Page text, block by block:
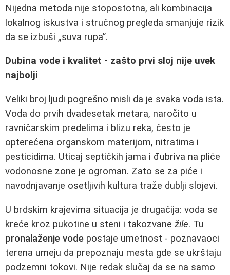
Nijedna metoda nije stopostotna, ali kombinacija
lokalnog iskustva i stručnog pregleda smanjuje rizik
da se izbuši „suva rupa”.
Dubina vode i kvalitet - zašto prvi sloj nije uvek
najbolji
Veliki broj ljudi pogrešno misli da je svaka voda ista.
Voda do prvih dvadesetak metara, naročito u
ravničarskim predelima i blizu reka, često je
opterećena organskom materijom, nitratima i
pesticidima. Uticaj septičkih jama i đubriva na pliće
vodonosne zone je ogroman. Zato se za piće i
navodnjavanje osetljivih kultura traže dublji slojevi.
U brdskim krajevima situacija je drugačija: voda se
kreće kroz pukotine u steni i takozvane žile. Tu
pronalaženje vode postaje umetnost - poznavaoci
terena umeju da prepoznaju mesta gde se ukrštaju
podzemni tokovi. Nije redak slučaj da se na samo